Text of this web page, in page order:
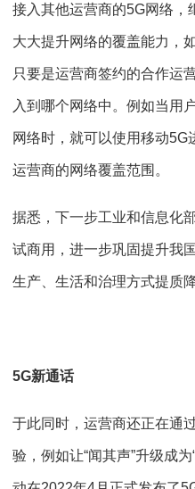
接入其他运营商的5G网络，
大大提升网络的覆盖能力，
只要是运营商签约的合作运
入到哪个网络中。例如当用
网络时，就可以使用移动5G
运营商的网络覆盖范围。
据悉，下一步工业和信息化
试商用，进一步巩固提升我
生产、生活和治理方式提质
5G新通话
于此同时，运营商还正在通
验，例如让“闻其声”升级成